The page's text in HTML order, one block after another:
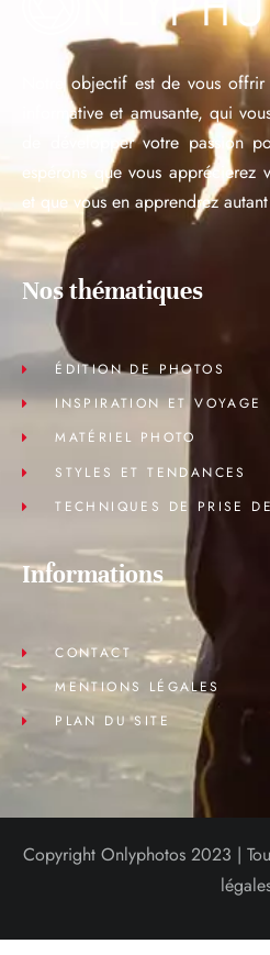
Notre objectif est de vous offrir
informative et amusante, qui
de développer votre passion
espérons que vous apprécierez
et que vous en apprendrez
Nos thématiques
ÉDITION DE PHOTOS
INSPIRATION ET VOYAGE
MATÉRIEL PHOTO
STYLES ET TENDANCES
TECHNIQUES DE PRISE
Informations
CONTACT
MENTIONS LÉGALES
PLAN DU SITE
Copyright Onlyphotos 2023 |